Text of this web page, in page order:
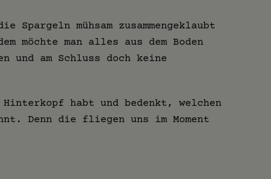
mühsam zusammengeklaubt
möchte man alles aus dem Boden
und am Schluss doch keine
habt und bedenkt, welchen
Denn die fliegen uns im Moment